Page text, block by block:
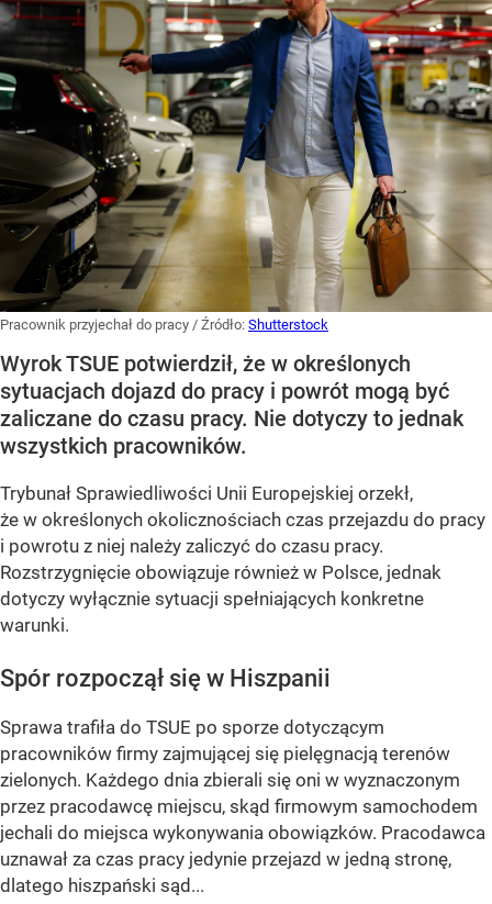
Pracownik przyjechał do pracy / Źródło: Shutterstock
Wyrok TSUE potwierdził, że w określonych
sytuacjach dojazd do pracy i powrót mogą być
zaliczane do czasu pracy. Nie dotyczy to jednak
wszystkich pracowników.
Trybunał Sprawiedliwości Unii Europejskiej orzekł,
że w określonych okolicznościach czas przejazdu do pracy
i powrotu z niej należy zaliczyć do czasu pracy.
Rozstrzygnięcie obowiązuje również w Polsce, jednak
dotyczy wyłącznie sytuacji spełniających konkretne
warunki.
Spór rozpoczął się w Hiszpanii
Sprawa trafiła do TSUE po sporze dotyczącym
pracowników firmy zajmującej się pielęgnacją terenów
zielonych. Każdego dnia zbierali się oni w wyznaczonym
przez pracodawcę miejscu, skąd firmowym samochodem
jechali do miejsca wykonywania obowiązków. Pracodawca
uznawał za czas pracy jedynie przejazd w jedną stronę,
dlatego hiszpański sąd...